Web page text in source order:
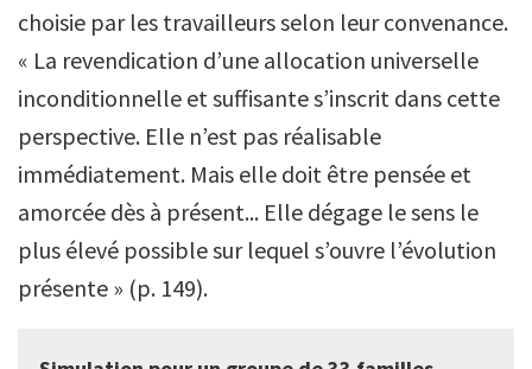
choisie par les travailleurs selon leur convenance.
« La revendication d’une allocation universelle
inconditionnelle et suffisante s’inscrit dans cette
perspective. Elle n’est pas réalisable
immédiatement. Mais elle doit être pensée et
amorcée dès à présent... Elle dégage le sens le
plus élevé possible sur lequel s’ouvre l’évolution
présente » (p. 149).